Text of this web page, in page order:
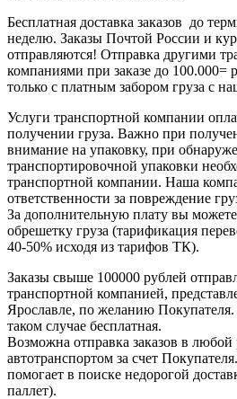
Бесплатная доставка заказов до
неделю. Заказы Почтой России и
отправляются! Отправка другими
компаниями при заказе до 100.000=
только с платным забором груза с
Услуги транспортной компании
получении груза. Важно при
внимание на упаковку, при
транспортировочной упаковки
транспортной компании. Наша
ответственности за повреждение
За дополнительную плату вы можете
обрешетку груза (тарификация
40-50% исходя из тарифов ТК).
Заказы свыше 100000 рублей
транспортной компанией,
Ярославле, по желанию Покупателя.
таком случае бесплатная.
Возможна отправка заказов в
автотранспортом за счет
помогает в поиске недорогой
паллет).